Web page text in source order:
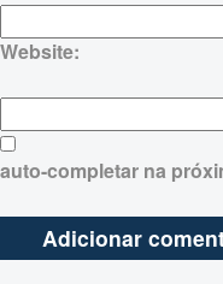
Website:
auto-completar na